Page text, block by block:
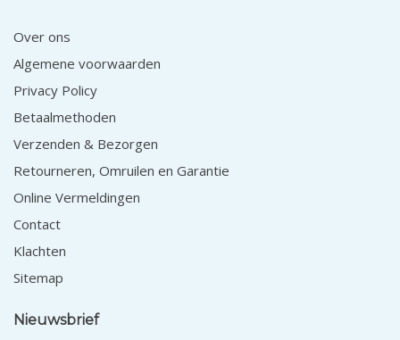
Over ons
Algemene voorwaarden
Privacy Policy
Betaalmethoden
Verzenden & Bezorgen
Retourneren, Omruilen en Garantie
Online Vermeldingen
Contact
Klachten
Sitemap
Nieuwsbrief